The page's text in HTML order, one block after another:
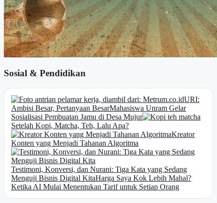
Sosial & Pendidikan
URI:
Ambisi Besar, Pertanyaan BesarMahasiswa Unram Gelar
Sosialisasi Pembuatan Jamu di Desa Mujur
Setelah Kopi, Matcha, Teh, Lalu Apa?
Kreator
Konten yang Menjadi Tahanan Algoritma
Testimoni, Konversi, dan Nurani: Tiga Kata yang Sedang
Menguji Bisnis Digital KitaHarga Saya Kok Lebih Mahal?
Ketika AI Mulai Menentukan Tarif untuk Setiap Orang